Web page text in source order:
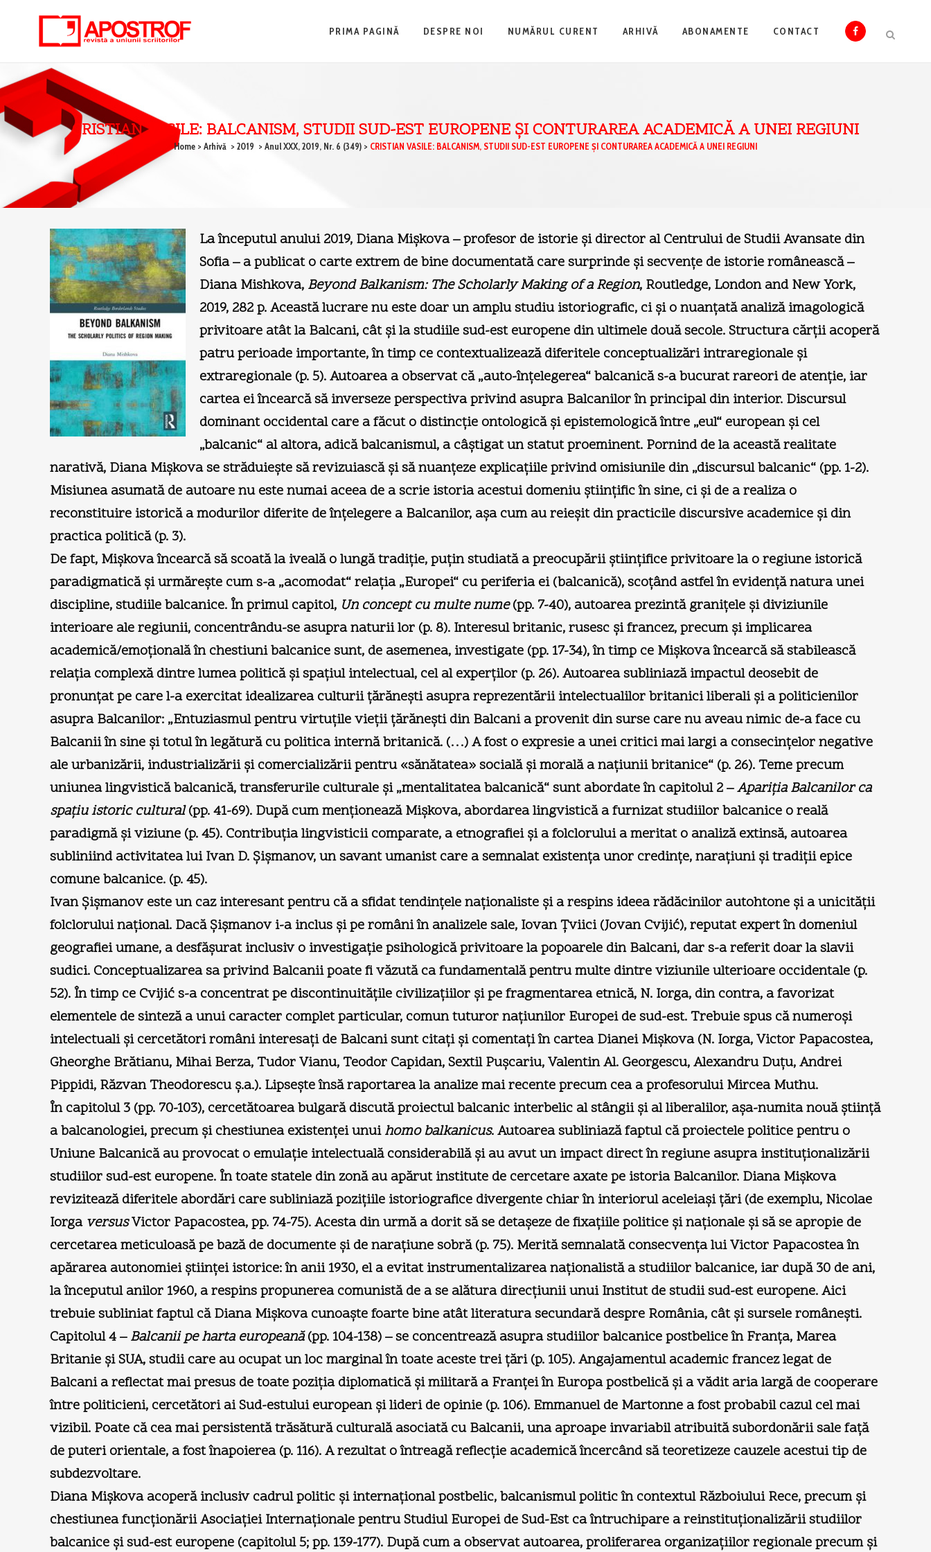
PRIMA PAGINĂ DESPRE NOI NUMĂRUL CURENT ARHIVĂ ABONAMENTE CONTACT
CRISTIAN VASILE: BALCANISM, STUDII SUD-EST EUROPENE ŞI CONTURAREA ACADEMICĂ A UNEI REGIUNI
Home > Arhivă > 2019 > Anul XXX, 2019, Nr. 6 (349) > CRISTIAN VASILE: BALCANISM, STUDII SUD-EST EUROPENE ŞI CONTURAREA ACADEMICĂ A UNEI REGIUNI
La începutul anului 2019, Diana Mişkova – profesor de istorie şi director al Centrului de Studii Avansate din
Sofia – a publicat o carte extrem de bine documentată care surprinde şi secvenţe de istorie românească –
Diana Mishkova, Beyond Balkanism: The Scholarly Making of a Region, Routledge, London and New York,
2019, 282 p. Această lucrare nu este doar un amplu studiu istoriografic, ci şi o nuanţată analiză imagologică
privitoare atât la Balcani, cât şi la studiile sud-est europene din ultimele două secole. Structura cărţii acoperă
patru perioade importante, în timp ce contextualizează diferitele conceptualizări intraregionale şi
extraregionale (p. 5). Autoarea a observat că „auto-înţelegerea“ balcanică s-a bucurat rareori de atenţie, iar
cartea ei încearcă să inverseze perspectiva privind asupra Balcanilor în principal din interior. Discursul
dominant occidental care a făcut o distincţie ontologică şi epistemologică între „eul“ european şi cel
„balcanic“ al altora, adică balcanismul, a câştigat un statut proeminent. Pornind de la această realitate
narativă, Diana Mişkova se străduieşte să revizuiască şi să nuanţeze explicaţiile privind omisiunile din „discursul balcanic“ (pp. 1-2).
Misiunea asumată de autoare nu este numai aceea de a scrie istoria acestui domeniu ştiinţific în sine, ci şi de a realiza o
reconstituire istorică a modurilor diferite de înţelegere a Balcanilor, aşa cum au reieşit din practicile discursive academice şi din
practica politică (p. 3).
De fapt, Mişkova încearcă să scoată la iveală o lungă tradiţie, puţin studiată a preocupării ştiinţifice privitoare la o regiune istorică
paradigmatică şi urmăreşte cum s-a „acomodat“ relaţia „Europei“ cu periferia ei (balcanică), scoţând astfel în evidenţă natura unei
discipline, studiile balcanice. În primul capitol, Un concept cu multe nume(pp. 7-40), autoarea prezintă graniţele şi diviziunile
interioare ale regiunii, concentrându-se asupra naturii lor (p. 8). Interesul britanic, rusesc şi francez, precum şi implicarea
academică/emoţională în chestiuni balcanice sunt, de asemenea, investigate (pp. 17-34), în timp ce Mişkova încearcă să stabilească
relaţia complexă dintre lumea politică şi spaţiul intelectual, cel al experţilor (p. 26). Autoarea subliniază impactul deosebit de
pronunţat pe care l-a exercitat idealizarea culturii ţărăneşti asupra reprezentării intelectualilor britanici liberali şi a politicienilor
asupra Balcanilor: „Entuziasmul pentru virtuţile vieţii ţărăneşti din Balcani a provenit din surse care nu aveau nimic de-a face cu
Balcanii în sine şi totul în legătură cu politica internă britanică. (…) A fost o expresie a unei critici mai largi a consecinţelor negative
ale urbanizării, industrializării şi comercializării pentru «sănătatea» socială şi morală a naţiunii britanice“ (p. 26). Teme precum
uniunea lingvistică balcanică, transferurile culturale şi „mentalitatea balcanică“ sunt abordate în capitolul 2 –Apariţia Balcanilor ca
spaţiu istoric cultural(pp. 41-69). După cum menţionează Mişkova, abordarea lingvistică a furnizat studiilor balcanice o reală
paradigmă şi viziune (p. 45). Contribuţia lingvisticii comparate, a etnografiei şi a folclorului a meritat o analiză extinsă, autoarea
subliniind activitatea lui Ivan D. Şişmanov, un savant umanist care a semnalat existenţa unor credinţe, naraţiuni şi tradiţii epice
comune balcanice. (p. 45).
Ivan Şişmanov este un caz interesant pentru că a sfidat tendinţele naţionaliste şi a respins ideea rădăcinilor autohtone şi a unicităţii
folclorului naţional. Dacă Şişmanov i-a inclus şi pe români în analizele sale, Iovan Ţviici (Jovan Cvijić), reputat expert în domeniul
geografiei umane, a desfăşurat inclusiv o investigaţie psihologică privitoare la popoarele din Balcani, dar s-a referit doar la slavii
sudici. Conceptualizarea sa privind Balcanii poate fi văzută ca fundamentală pentru multe dintre viziunile ulterioare occidentale (p.
52). În timp ce Cvijić s-a concentrat pe discontinuităţile civilizaţiilor şi pe fragmentarea etnică, N. Iorga, din contra, a favorizat
elementele de sinteză a unui caracter complet particular, comun tuturor naţiunilor Europei de sud-est. Trebuie spus că numeroşi
intelectuali şi cercetători români interesaţi de Balcani sunt citaţi şi comentaţi în cartea Dianei Mişkova (N. Iorga, Victor Papacostea,
Gheorghe Brătianu, Mihai Berza, Tudor Vianu, Teodor Capidan, Sextil Puşcariu, Valentin Al. Georgescu, Alexandru Duţu, Andrei
Pippidi, Răzvan Theodorescu ş.a.). Lipseşte însă raportarea la analize mai recente precum cea a profesorului Mircea Muthu.
În capitolul 3 (pp. 70-103), cercetătoarea bulgară discută proiectul balcanic interbelic al stângii şi al liberalilor, aşa-numita nouă ştiinţă
a balcanologiei, precum şi chestiunea existenţei unuihomo balkanicus. Autoarea subliniază faptul că proiectele politice pentru o
Uniune Balcanică au provocat o emulaţie intelectuală considerabilă şi au avut un impact direct în regiune asupra instituţionalizării
studiilor sud-est europene. În toate statele din zonă au apărut institute de cercetare axate pe istoria Balcanilor. Diana Mişkova
revizitează diferitele abordări care subliniază poziţiile istoriografice divergente chiar în interiorul aceleiaşi ţări (de exemplu, Nicolae
Iorga versusVictor Papacostea, pp. 74-75). Acesta din urmă a dorit să se detaşeze de fixaţiile politice şi naţionale şi să se apropie de
cercetarea meticuloasă pe bază de documente şi de naraţiune sobră (p. 75). Merită semnalată consecvenţa lui Victor Papacostea în
apărarea autonomiei ştiinţei istorice: în anii 1930, el a evitat instrumentalizarea naţionalistă a studiilor balcanice, iar după 30 de ani,
la începutul anilor 1960, a respins propunerea comunistă de a se alătura direcţiunii unui Institut de studii sud-est europene. Aici
trebuie subliniat faptul că Diana Mişkova cunoaşte foarte bine atât literatura secundară despre România, cât şi sursele româneşti.
Capitolul 4 –Balcanii pe harta europeană(pp. 104-138) – se concentrează asupra studiilor balcanice postbelice în Franţa, Marea
Britanie şi SUA, studii care au ocupat un loc marginal în toate aceste trei ţări (p. 105). Angajamentul academic francez legat de
Balcani a reflectat mai presus de toate poziţia diplomatică şi militară a Franţei în Europa postbelică şi a vădit aria largă de cooperare
între politicieni, cercetători ai Sud-estului european şi lideri de opinie (p. 106). Emmanuel de Martonne a fost probabil cazul cel mai
vizibil. Poate că cea mai persistentă trăsătură culturală asociată cu Balcanii, una aproape invariabil atribuită subordonării sale faţă
de puteri orientale, a fost înapoierea (p. 116). A rezultat o întreagă reflecţie academică încercând să teoretizeze cauzele acestui tip de
subdezvoltare.
Diana Mişkova acoperă inclusiv cadrul politic şi internaţional postbelic, balcanismul politic în contextul Războiului Rece, precum şi
chestiunea funcţionării Asociaţiei Internaţionale pentru Studiul Europei de Sud-Est ca întruchipare a reinstituţionalizării studiilor
balcanice şi sud-est europene (capitolul 5; pp. 139-177). După cum a observat autoarea, proliferarea organizaţiilor regionale precum şi